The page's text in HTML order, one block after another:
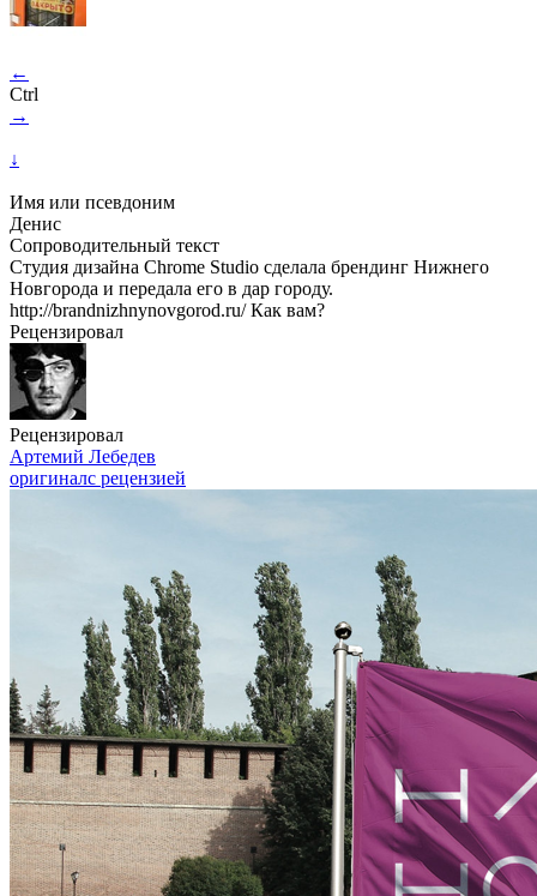
←
Ctrl
→
↓
Имя или псевдоним
Денис
Сопроводительный текст
Студия дизайна Chrome Studio сделала брендинг Нижнего
Новгорода и передала его в дар городу.
http://brandnizhnynovgorod.ru/ Как вам?
Рецензировал
Рецензировал
Артемий Лебедев
оригиналс рецензией